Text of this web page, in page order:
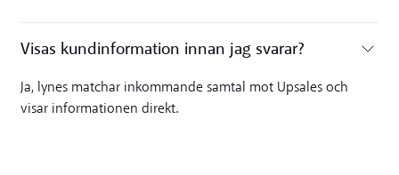
Toggle accordion
Visas kundinformation innan jag svarar?‍
Ja, lynes matchar inkommande samtal mot Upsales och
visar informationen direkt.